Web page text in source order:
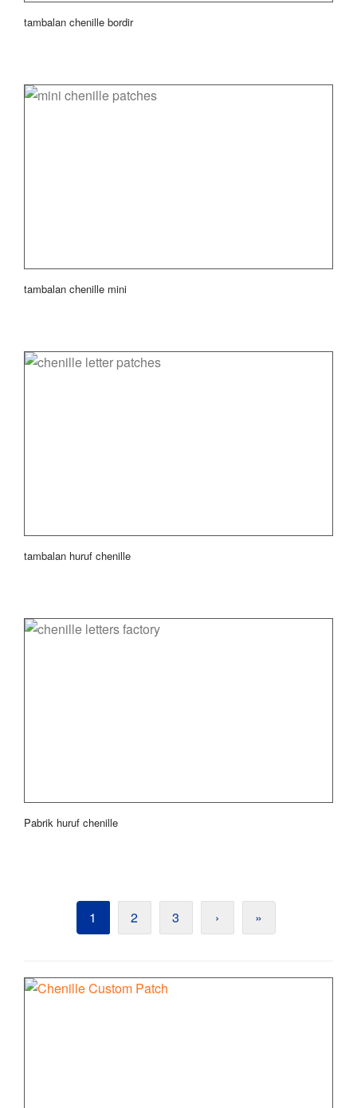
tambalan chenille bordir
tambalan chenille mini
tambalan huruf chenille
Pabrik huruf chenille
1 2 3 › »